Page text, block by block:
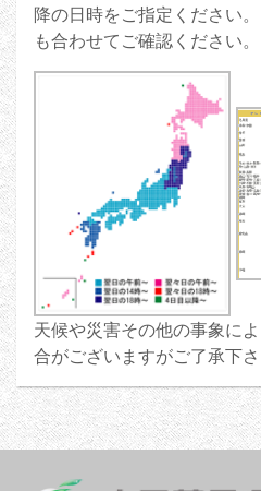
降の日時をご指定ください
も合わせてご確認ください。
天候や災害その他の事象に
合がございますがご了承下さ